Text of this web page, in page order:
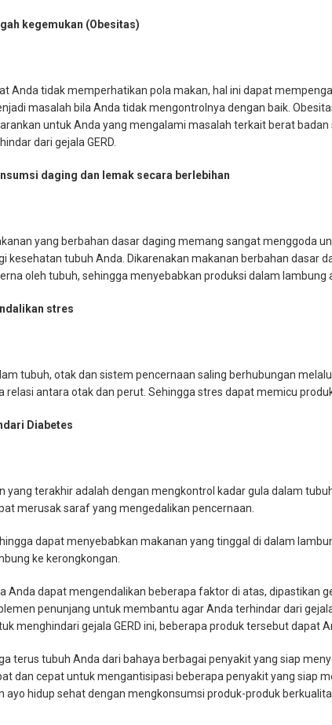
kegemukan (Obesitas)
Anda tidak memperhatikan pola makan, hal ini dapat
masalah bila Anda tidak mengontrolnya dengan baik.
untuk Anda yang mengalami masalah terkait berat
dari gejala GERD.
daging dan lemak secara berlebihan
yang berbahan dasar daging memang sangat menggoda
kesehatan tubuh Anda. Dikarenakan makanan berbahan dasar
oleh tubuh, sehingga menyebabkan produksi dalam lambung
stres
tubuh, otak dan sistem pencernaan saling berhubungan
relasi antara otak dan perut. Sehingga stres dapat memicu
Diabetes
yang terakhir adalah dengan mengkontrol kadar gula dalam
merusak saraf yang mengedalikan pencernaan.
dapat menyebabkan makanan yang tinggal di dalam
ke kerongkongan.
Anda dapat mengendalikan beberapa faktor di atas, dipastikan
penunjang untuk membantu agar Anda terhindar dari
menghindari gejala GERD ini, beberapa produk tersebut dapat
terus tubuh Anda dari bahaya berbagai penyakit yang siap
dan cepat untuk mengantisipasi beberapa penyakit yang siap
ayo hidup sehat dengan mengkonsumsi produk-produk